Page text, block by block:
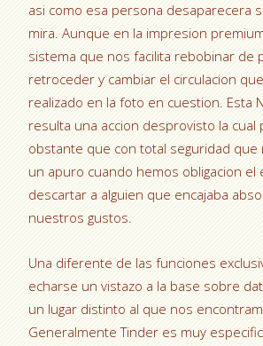
asi­ como esa persona desaparecera
mira. Aunque en la impresion
sistema que nos facilita rebobinar de
retroceder y cambiar el circulacion
realizado en la foto en cuestion. Esta
resulta una accion desprovisto la cual
obstante que con total seguridad que
un apuro cuando hemos obligacion el
descartar a alguien que encajaba
nuestros gustos.
Una diferente de las funciones
echarse un vistazo a la base sobre
un lugar distinto al que nos
Generalmente Tinder es muy